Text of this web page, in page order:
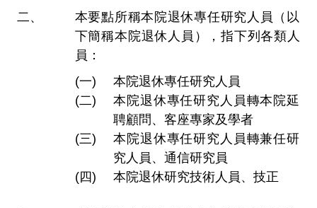
本要點所稱本院退休專任研究人員（以
下簡稱本院退休人員），指下列各類人
員：
本院退休專任研究人員
本院退休專任研究人員轉本院延
聘顧問、客座專家及學者
本院退休專任研究人員轉兼任研
究人員、通信研究員
本院退休研究技術人員、技正